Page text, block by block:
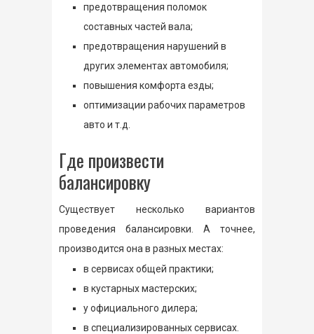
предотвращения поломок
составных частей вала;
предотвращения нарушений в
других элементах автомобиля;
повышения комфорта езды;
оптимизации рабочих параметров
авто и т.д.
Где произвести
балансировку
Существует несколько вариантов
проведения балансировки. А точнее,
производится она в разных местах:
в сервисах общей практики;
в кустарных мастерских;
у официального дилера;
в специализированных сервисах.